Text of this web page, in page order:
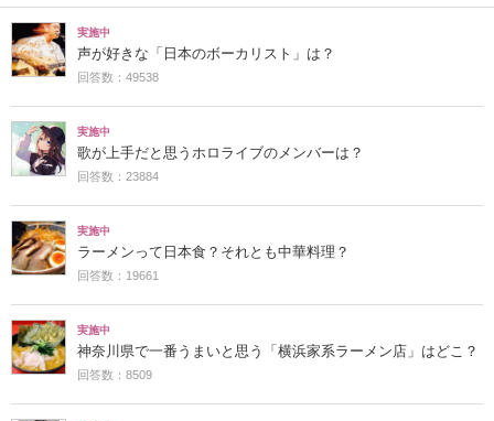
実施中
声が好きな「日本のボーカリスト」は？
回答数：49538
実施中
歌が上手だと思うホロライブのメンバーは？
回答数：23884
実施中
ラーメンって日本食？それとも中華料理？
回答数：19661
実施中
神奈川県で一番うまいと思う「横浜家系ラーメン店」はどこ？
回答数：8509